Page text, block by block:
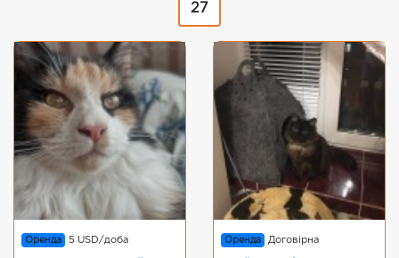
27
Оренда 5 USD/доба Оренда Договірна